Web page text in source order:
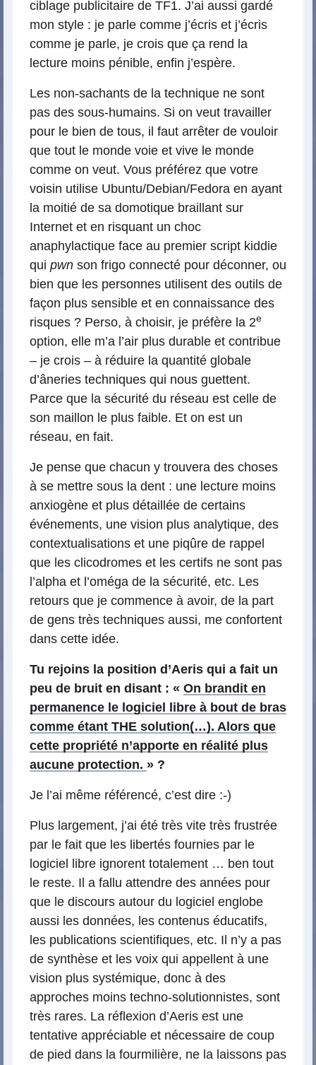
ciblage publicitaire de TF1. J’ai aussi gardé
mon style : je parle comme j’écris et j’écris
comme je parle, je crois que ça rend la
lecture moins pénible, enfin j’espère.
Les non-sachants de la technique ne sont
pas des sous-humains. Si on veut travailler
pour le bien de tous, il faut arrêter de vouloir
que tout le monde voie et vive le monde
comme on veut. Vous préférez que votre
voisin utilise Ubuntu/Debian/Fedora en ayant
la moitié de sa domotique braillant sur
Internet et en risquant un choc
anaphylactique face au premier script kiddie
qui pwn son frigo connecté pour déconner, ou
bien que les personnes utilisent des outils de
façon plus sensible et en connaissance des
risques ? Perso, à choisir, je préfère la 2e
option, elle m’a l’air plus durable et contribue
– je crois – à réduire la quantité globale
d’âneries techniques qui nous guettent.
Parce que la sécurité du réseau est celle de
son maillon le plus faible. Et on est un
réseau, en fait.
Je pense que chacun y trouvera des choses
à se mettre sous la dent : une lecture moins
anxiogène et plus détaillée de certains
événements, une vision plus analytique, des
contextualisations et une piqûre de rappel
que les clicodromes et les certifs ne sont pas
l’alpha et l’oméga de la sécurité, etc. Les
retours que je commence à avoir, de la part
de gens très techniques aussi, me confortent
dans cette idée.
Tu rejoins la position d’Aeris qui a fait un
peu de bruit en disant : « On brandit en
permanence le logiciel libre à bout de bras
comme étant THE solution(…). Alors que
cette propriété n’apporte en réalité plus
aucune protection. » ?
Je l’ai même référencé, c’est dire :-)
Plus largement, j’ai été très vite très frustrée
par le fait que les libertés fournies par le
logiciel libre ignorent totalement … ben tout
le reste. Il a fallu attendre des années pour
que le discours autour du logiciel englobe
aussi les données, les contenus éducatifs,
les publications scientifiques, etc. Il n’y a pas
de synthèse et les voix qui appellent à une
vision plus systémique, donc à des
approches moins techno-solutionnistes, sont
très rares. La réflexion d’Aeris est une
tentative appréciable et nécessaire de coup
de pied dans la fourmilière, ne la laissons pas